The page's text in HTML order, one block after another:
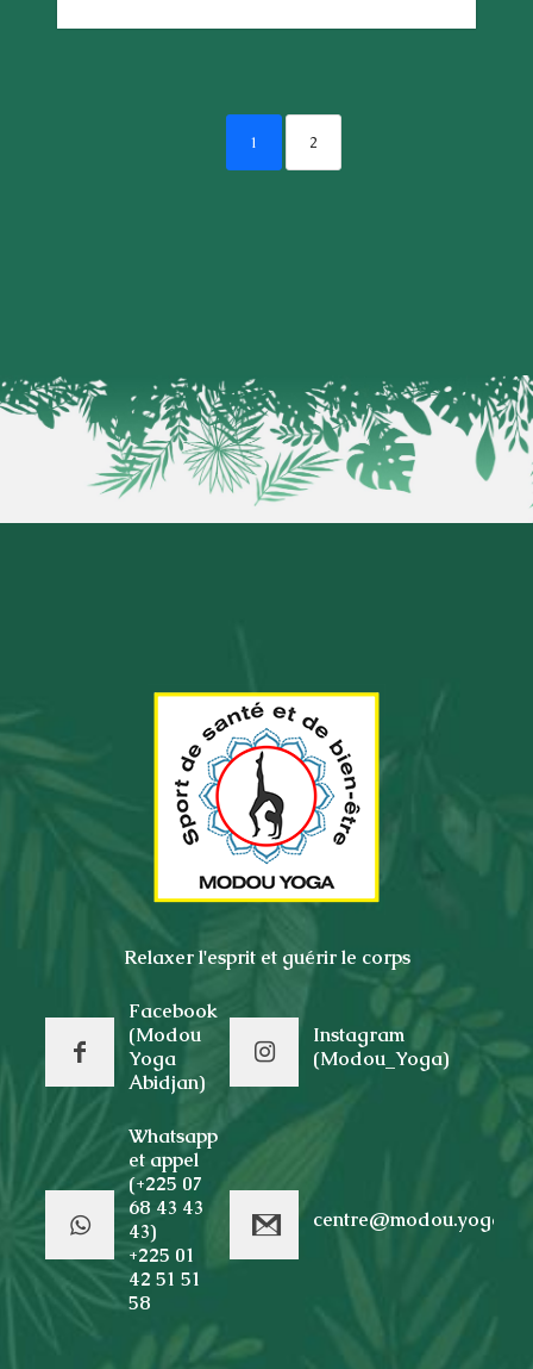
1 2
Relaxer l'esprit et guérir le corps
Facebook
(Modou
Yoga
Abidjan)
Instagram
(Modou_Yoga)
Whatsapp
et appel
(+225 07
68 43 43
43)
+225 01
42 51 51
58
centre@modou.yoga